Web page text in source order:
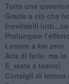
​Tutta una
​Grazie a ciò che
​Inevitabili
Prolungare
​Letture a km zero
​Aria di ferie: ma
​E_state a teatro!
​Consigli di lettura